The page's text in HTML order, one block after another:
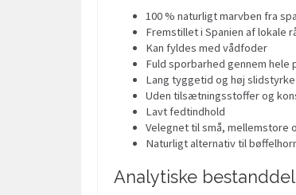
100 % naturligt marvben fra
Fremstillet i Spanien af lokale
Kan fyldes med vådfoder
Fuld sporbarhed gennem hele
Lang tyggetid og høj slidstyrke
Uden tilsætningsstoffer og
Lavt fedtindhold
Velegnet til små, mellemstore
Naturligt alternativ til
Analytiske